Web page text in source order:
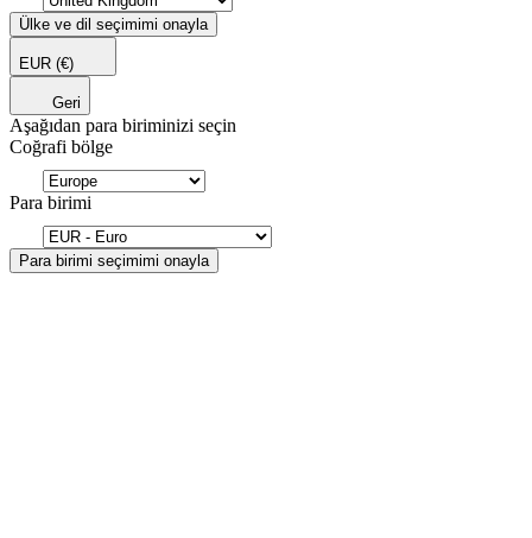
Ülke ve dil seçimimi onayla
EUR (€)
Geri
Aşağıdan para biriminizi seçin
Coğrafi bölge
Para birimi
Para birimi seçimimi onayla